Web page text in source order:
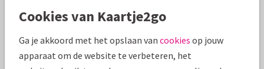
Moederdag kaarten ilse
Cookies van Kaartje2go
Ga je akkoord met het opslaan van cookies op jouw
apparaat om de website te verbeteren, het